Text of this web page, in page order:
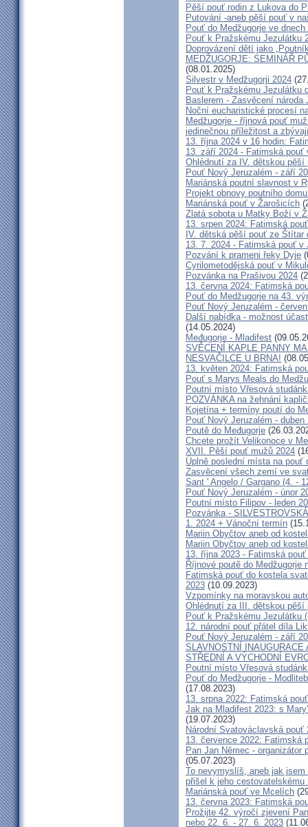
Pěší pouť rodin z Lukova do
Putování -aneb pěší pouť v
Pouť do Medžugorje ve
Pouť k Pražskému Jezulátku
Doprovázení dětí jako
MEDŽUGORJE: SEMINÁŘ
(08.01.2025)
Silvestr v Medžugorji 2024
Pouť k Pražskému Jezulátku
Baslerem - Zasvěcení národa
Noční eucharistické procesí
Medžugorje - říjnová pouť
jedinečnou příležitost a
13. října 2024 v 16 hodin:
13. září 2024 - Fatimská pouť
Ohlédnutí za IV. dětskou
Pouť Nový Jeruzalém - září
Mariánská poutní slavnost v
Projekt obnovy poutního
Mariánská pouť v Žarošicích
Zlatá sobota u Matky Boží v
13. srpen 2024: Fatimská
IV. dětská pěší pouť ze Štítar
13. 7. 2024 - Fatimská pouť
Pozvání k prameni řeky Dyje
Cyrilometodějská pouť v
Pozvánka na Prašivou 2024
13. června 2024: Fatimská
Pouť do Medžugorje na 43.
Pouť Nový Jeruzalém -
Další nabídka - možnost
(14.05.2024)
Međugorje - Mladifest
SVĚCENÍ KAPLE PANNY
NESVAČILCE U BRNA!
13. květen 2024: Fatimská
Pouť s Marys Meals do
Poutní místo Vřesová
POZVÁNKA na žehnání
Kojetína + termíny poutí do
Pouť Nový Jeruzalém - duben
Poutě do Međugorje
Chcete prožít Velikonoce v
XVII. Pěší pouť mužů 2024
Úplně poslední místa na pouť
Zasvěcení všech zemí ve
Sant ' Angelo / Gargano (4. -
Pouť Nový Jeruzalém - únor
Poutní místo Filipov - leden
Pozvánka -
1. 2024 + Vánoční termín
Mariin Obyčtov aneb od
Mariin Obyčtov aneb od
13. října 2023 - Fatimská
Říjnové poutě do Medžugorje
Fatimská pouť do kostela
2023 (10.09.2023)
Vzpomínky na moravskou
Ohlédnutí za III. dětskou pěší
Pouť k Pražskému Jezulátku
12. národní pouť přátel díla
Pouť Nový Jeruzalém - září
SLAVNOSTNÍ
STŘEDNÍ A VÝCHODNÍ
Poutní místo Vřesová
Pouť do Medžugorje -
(17.08.2023)
13. srpna 2022: Fatimská
Jak na Mladifest 2023: s
(19.07.2023)
Národní Svatováclavská pouť
13. července 2022: Fatimská
Pan Jan Němec -
(05.07.2023)
To nevymyslíš, aneb jak
přišel k jeho cestovatelskému
Mariánská pouť ve Mcelích
13. června 2023: Fatimská
Prožijte 42. výročí zjevení
nebo 22. 6. - 27. 6. 2023